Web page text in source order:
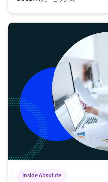
Forrester、SSE (Security
Inside Absolute